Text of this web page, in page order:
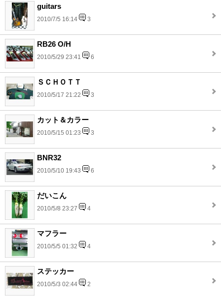
guitars
2010/7/5 16:14 3
RB26 O/H
2010/5/29 23:41 6
ＳＣＨＯＴＴ
2010/5/17 21:22 3
カット＆カラー
2010/5/15 01:23 3
BNR32
2010/5/10 19:43 6
だいこん
2010/5/8 23:27 4
マフラー
2010/5/5 01:32 4
ステッカー
2010/5/3 02:44 2